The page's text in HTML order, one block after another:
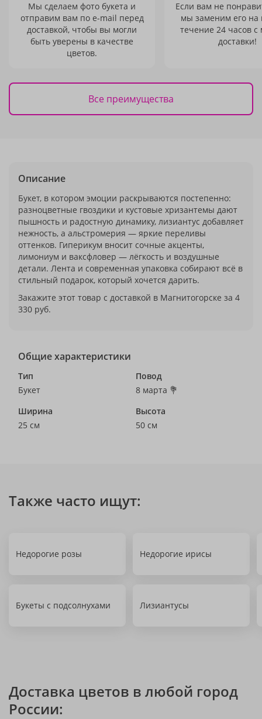
Мы сделаем фото букета и
отправим вам по e-mail перед
доставкой, чтобы вы могли
быть уверены в качестве
цветов.
Если вам не
мы заменим его на
течение 24 часов с
доставки!
Все преимущества
Описание
Букет, в котором эмоции раскрываются постепенно:
разноцветные гвоздики и кустовые хризантемы дают
пышность и радостную динамику, лизиантус добавляет
нежность, а альстромерия — яркие переливы
оттенков. Гиперикум вносит сочные акценты,
лимониум и ваксфловер — лёгкость и воздушные
детали. Лента и современная упаковка собирают всё в
стильный подарок, который хочется дарить.
Закажите этот товар с доставкой в Магнитогорске за 4
330 руб.
Общие характеристики
Тип
Букет
Повод
8 марта 💐
Ширина
25 см
Высота
50 см
Также часто ищут:
Недорогие розы Недорогие ирисы
Букеты с подсолнухами Лизиантусы
Доставка цветов в любой город
России: